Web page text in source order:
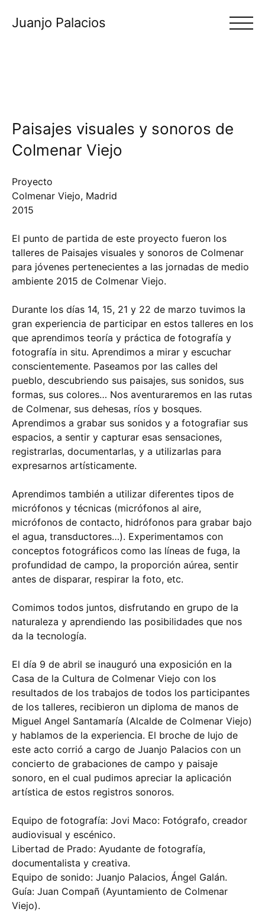
Juanjo Palacios
Paisajes visuales y sonoros de
Colmenar Viejo
Proyecto
Colmenar Viejo, Madrid
2015
El punto de partida de este proyecto fueron los
talleres de Paisajes visuales y sonoros de Colmenar
para jóvenes pertenecientes a las jornadas de medio
ambiente 2015 de Colmenar Viejo.
Durante los días 14, 15, 21 y 22 de marzo tuvimos la
gran experiencia de participar en estos talleres en los
que aprendimos teoría y práctica de fotografía y
fotografía in situ. Aprendimos a mirar y escuchar
conscientemente. Paseamos por las calles del
pueblo, descubriendo sus paisajes, sus sonidos, sus
formas, sus colores… Nos aventuraremos en las rutas
de Colmenar, sus dehesas, ríos y bosques.
Aprendimos a grabar sus sonidos y a fotografiar sus
espacios, a sentir y capturar esas sensaciones,
registrarlas, documentarlas, y a utilizarlas para
expresarnos artísticamente.
Aprendimos también a utilizar diferentes tipos de
micrófonos y técnicas (micrófonos al aire,
micrófonos de contacto, hidrófonos para grabar bajo
el agua, transductores…). Experimentamos con
conceptos fotográficos como las líneas de fuga, la
profundidad de campo, la proporción aúrea, sentir
antes de disparar, respirar la foto, etc.
Comimos todos juntos, disfrutando en grupo de la
naturaleza y aprendiendo las posibilidades que nos
da la tecnología.
El día 9 de abril se inauguró una exposición en la
Casa de la Cultura de Colmenar Viejo con los
resultados de los trabajos de todos los participantes
de los talleres, recibieron un diploma de manos de
Miguel Angel Santamaría (Alcalde de Colmenar Viejo)
y hablamos de la experiencia. El broche de lujo de
este acto corrió a cargo de Juanjo Palacios con un
concierto de grabaciones de campo y paisaje
sonoro, en el cual pudimos apreciar la aplicación
artística de estos registros sonoros.
Equipo de fotografía: Jovi Maco: Fotógrafo, creador
audiovisual y escénico.
Libertad de Prado: Ayudante de fotografía,
documentalista y creativa.
Equipo de sonido: Juanjo Palacios, Ángel Galán.
Guía: Juan Compañ (Ayuntamiento de Colmenar
Viejo).